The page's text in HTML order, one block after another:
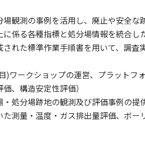
場観測の事例を活用し、廃止や安全
に係る各種指標と処分場情報を統合
れた標準作業手順書を用いて、調査
)ワークショップの運営、プラットフ
、構造安定性評価）
・処分場跡地の観測及び評価事例の
測量・温度・ガス排出量評価、ボー